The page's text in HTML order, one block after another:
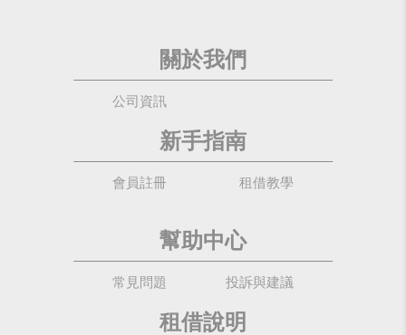
關於我們
公司資訊
新手指南
會員註冊 租借教學
幫助中心
常見問題 投訴與建議
租借說明